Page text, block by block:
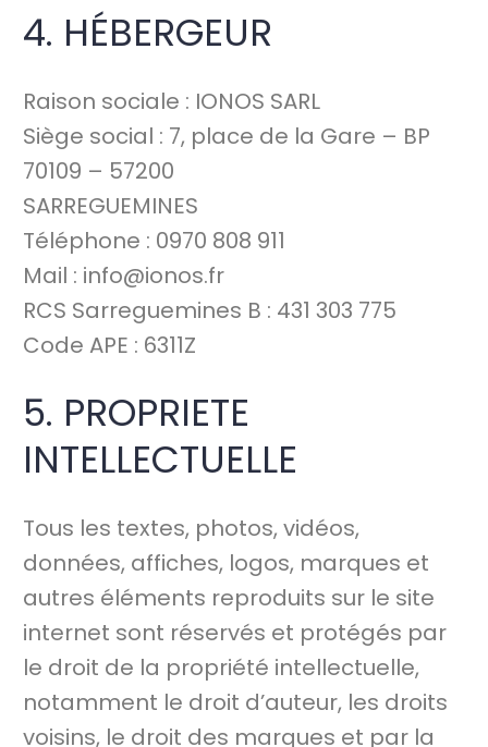
4. HÉBERGEUR
Raison sociale : IONOS SARL
Siège social : 7, place de la Gare – BP
70109 – 57200
SARREGUEMINES
Téléphone : 0970 808 911
Mail : info@ionos.fr
RCS Sarreguemines B : 431 303 775
Code APE : 6311Z
5. PROPRIETE
INTELLECTUELLE
Tous les textes, photos, vidéos,
données, affiches, logos, marques et
autres éléments reproduits sur le site
internet sont réservés et protégés par
le droit de la propriété intellectuelle,
notamment le droit d’auteur, les droits
voisins, le droit des marques et par la